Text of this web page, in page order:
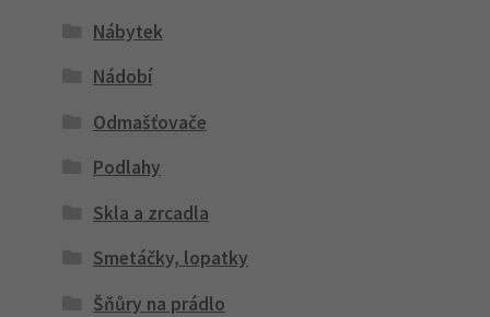
Nábytek
Nádobí
Odmašťovače
Podlahy
Skla a zrcadla
Smetáčky, lopatky
Šňůry na prádlo